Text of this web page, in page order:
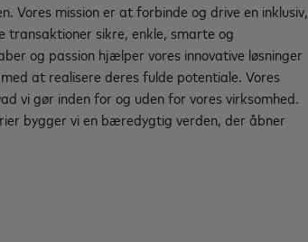
Vores mission er at forbinde og drive en inklusiv,
transaktioner sikre, enkle, smarte og
og passion hjælper vores innovative løsninger
at realisere deres fulde potentiale. Vores
vi gør inden for og uden for vores virksomhed.
bygger vi en bæredygtig verden, der åbner